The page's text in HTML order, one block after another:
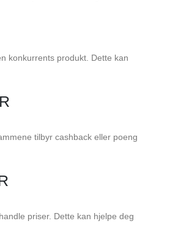
konkurrents produkt. Dette kan
tilbyr cashback eller poeng
priser. Dette kan hjelpe deg